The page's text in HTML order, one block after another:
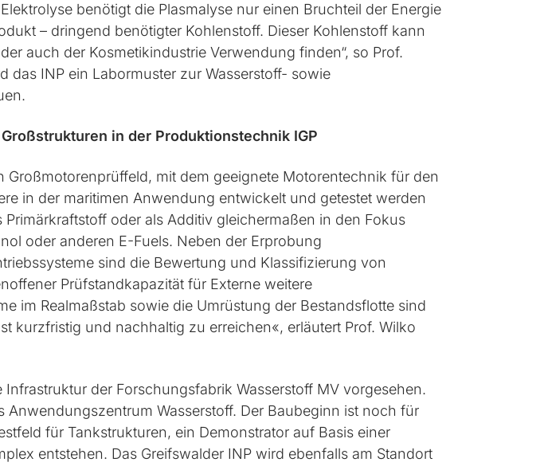
benötigt die Plasmalyse nur einen Bruchteil der Energie
– dringend benötigter Kohlenstoff. Dieser Kohlenstoff kann
auch der Kosmetikindustrie Verwendung finden“, so Prof.
das INP ein Labormuster zur Wasserstoff- sowie
in der Produktionstechnik IGP
mit dem geeignete Motorentechnik für den
in der maritimen Anwendung entwickelt und getestet werden
oder als Additiv gleichermaßen in den Fokus
oder anderen E-Fuels. Neben der Erprobung
sind die Bewertung und Klassifizierung von
Prüfstandkapazität für Externe weitere
im Realmaßstab sowie die Umrüstung der Bestandsflotte sind
kurzfristig und nachhaltig zu erreichen«, erläutert Prof. Wilko
der Forschungsfabrik Wasserstoff MV vorgesehen.
Wasserstoff. Der Baubeginn ist noch für
für Tankstrukturen, ein Demonstrator auf Basis einer
entstehen. Das Greifswalder INP wird ebenfalls am Standort